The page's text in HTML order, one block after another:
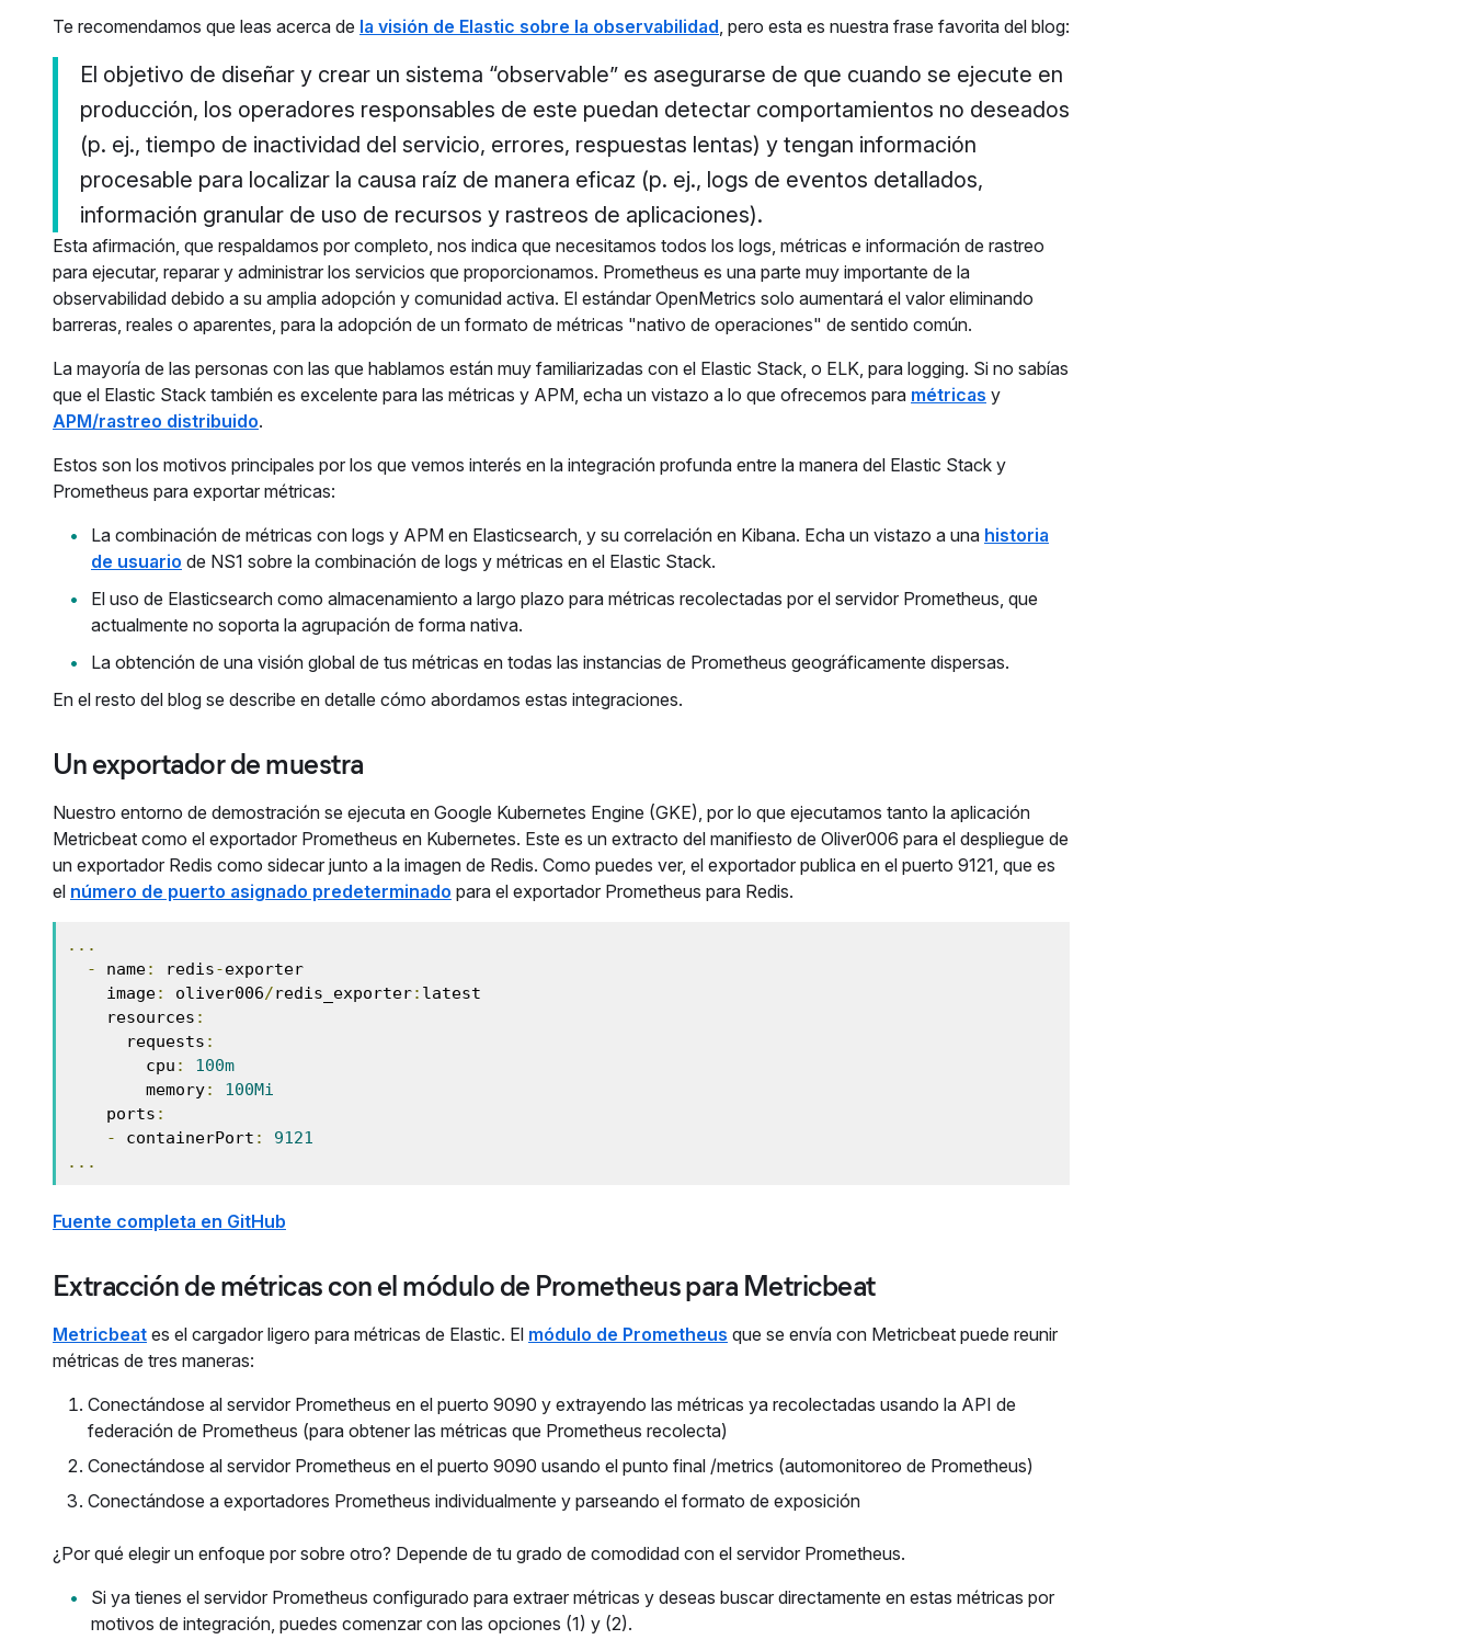
Te recomendamos que leas acerca de la visión de Elastic sobre la observabilidad , pero esta es nuestra frase favorita del blog:
El objetivo de diseñar y crear un sistema “observable” es asegurarse de que cuando se ejecute en
producción, los operadores responsables de este puedan detectar comportamientos no deseados
(p. ej., tiempo de inactividad del servicio, errores, respuestas lentas) y tengan información
procesable para localizar la causa raíz de manera eficaz (p. ej., logs de eventos detallados,
información granular de uso de recursos y rastreos de aplicaciones).
Esta afirmación, que respaldamos por completo, nos indica que necesitamos todos los logs, métricas e información de rastreo
para ejecutar, reparar y administrar los servicios que proporcionamos. Prometheus es una parte muy importante de la
observabilidad debido a su amplia adopción y comunidad activa. El estándar OpenMetrics solo aumentará el valor eliminando
barreras, reales o aparentes, para la adopción de un formato de métricas "nativo de operaciones" de sentido común.
La mayoría de las personas con las que hablamos están muy familiarizadas con el Elastic Stack, o ELK, para logging. Si no sabías
que el Elastic Stack también es excelente para las métricas y APM, echa un vistazo a lo que ofrecemos para métricas y
APM/rastreo distribuido.
Estos son los motivos principales por los que vemos interés en la integración profunda entre la manera del Elastic Stack y
Prometheus para exportar métricas:
La combinación de métricas con logs y APM en Elasticsearch, y su correlación en Kibana. Echa un vistazo a una historia
de usuario de NS1 sobre la combinación de logs y métricas en el Elastic Stack.
El uso de Elasticsearch como almacenamiento a largo plazo para métricas recolectadas por el servidor Prometheus, que
actualmente no soporta la agrupación de forma nativa.
La obtención de una visión global de tus métricas en todas las instancias de Prometheus geográficamente dispersas.
En el resto del blog se describe en detalle cómo abordamos estas integraciones.
Un exportador de muestra
Nuestro entorno de demostración se ejecuta en Google Kubernetes Engine (GKE), por lo que ejecutamos tanto la aplicación
Metricbeat como el exportador Prometheus en Kubernetes. Este es un extracto del manifiesto de Oliver006 para el despliegue de
un exportador Redis como sidecar junto a la imagen de Redis. Como puedes ver, el exportador publica en el puerto 9121, que es
el número de puerto asignado predeterminado para el exportador Prometheus para Redis.
...
-
name: redis-exporter
    image
: oliver006/redis_exporter: latest
    resources
:
      requests
:
        cpu
:
100m
        memory
:
100Mi
    ports
:
-
containerPort :
9121
...
Fuente completa en GitHub
Extracción de métricas con el módulo de Prometheus para Metricbeat
Metricbeat es el cargador ligero para métricas de Elastic. El módulo de Prometheus que se envía con Metricbeat puede reunir
métricas de tres maneras:
Conectándose al servidor Prometheus en el puerto 9090 y extrayendo las métricas ya recolectadas usando la API de
federación de Prometheus (para obtener las métricas que Prometheus recolecta)
Conectándose al servidor Prometheus en el puerto 9090 usando el punto final /metrics (automonitoreo de Prometheus)
Conectándose a exportadores Prometheus individualmente y parseando el formato de exposición
¿Por qué elegir un enfoque por sobre otro? Depende de tu grado de comodidad con el servidor Prometheus.
Si ya tienes el servidor Prometheus configurado para extraer métricas y deseas buscar directamente en estas métricas por
motivos de integración, puedes comenzar con las opciones (1) y (2).